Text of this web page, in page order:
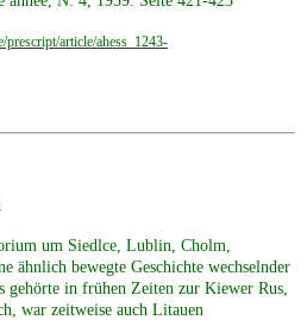
article/ahess_1243-
um Siedlce, Lublin, Cholm,
ähnlich bewegte Geschichte wechselnder
gehörte in frühen Zeiten zur Kiewer Rus,
war zeitweise auch Litauen